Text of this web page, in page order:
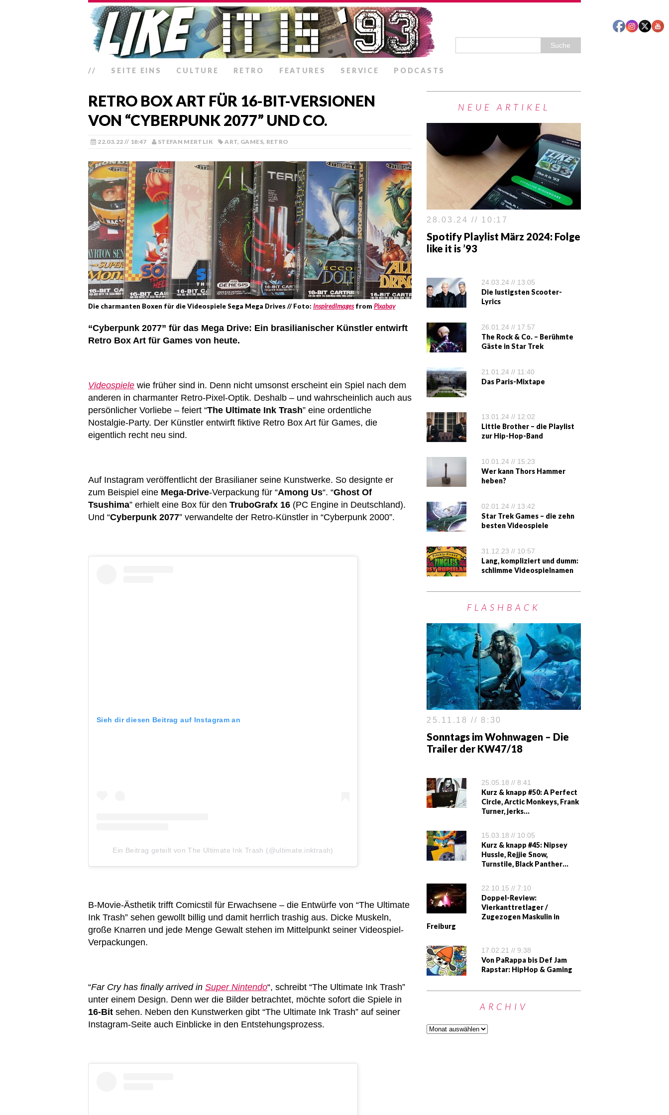
// SEITE EINS CULTURE RETRO FEATURES SERVICE PODCASTS
RETRO BOX ART FÜR 16-BIT-VERSIONEN
VON “CYBERPUNK 2077” UND CO.
22.03.22 // 18:47 STEFAN MERTLIK ART, GAMES, RETRO
Die charmanten Boxen für die Videospiele Sega Mega Drives // Foto: InspiredImagesfrom Pixabay
“Cyberpunk 2077” für das Mega Drive: Ein brasilianischer Künstler entwirft
Retro Box Art für Games von heute.
Videospiele wie früher sind in. Denn nicht umsonst erscheint ein Spiel nach dem
anderen in charmanter Retro-Pixel-Optik. Deshalb – und wahrscheinlich auch aus
persönlicher Vorliebe – feiert “The Ultimate Ink Trash” eine ordentliche
Nostalgie-Party. Der Künstler entwirft fiktive Retro Box Art für Games, die
eigentlich recht neu sind.
Auf Instagram veröffentlicht der Brasilianer seine Kunstwerke. So designte er
zum Beispiel eine Mega-Drive-Verpackung für “Among Us“. “Ghost Of
Tsushima” erhielt eine Box für den TruboGrafx 16 (PC Engine in Deutschland).
Und “Cyberpunk 2077” verwandelte der Retro-Künstler in “Cyberpunk 2000”.
Sieh dir diesen Beitrag auf Instagram an
Ein Beitrag geteilt von The Ultimate Ink Trash (@ultimate.inktrash)
B-Movie-Ästhetik trifft Comicstil für Erwachsene – die Entwürfe von “The Ultimate
Ink Trash” sehen gewollt billig und damit herrlich trashig aus. Dicke Muskeln,
große Knarren und jede Menge Gewalt stehen im Mittelpunkt seiner Videospiel-
Verpackungen.
“Far Cry has finally arrived in Super Nintendo“, schreibt “The Ultimate Ink Trash”
unter einem Design. Denn wer die Bilder betrachtet, möchte sofort die Spiele in
16-Bit sehen. Neben den Kunstwerken gibt “The Ultimate Ink Trash” auf seiner
Instagram-Seite auch Einblicke in den Entstehungsprozess.
NEUE ARTIKEL
28.03.24 // 10:17
Spotify Playlist März 2024: Folge
like it is ’93
24.03.24 // 13:05
Die lustigsten Scooter-
Lyrics
26.01.24 // 17:57
The Rock & Co. – Berühmte
Gäste in Star Trek
21.01.24 // 11:40
Das Paris-Mixtape
13.01.24 // 12:02
Little Brother – die Playlist
zur Hip-Hop-Band
10.01.24 // 15:23
Wer kann Thors Hammer
heben?
02.01.24 // 13:42
Star Trek Games – die zehn
besten Videospiele
31.12.23 // 10:57
Lang, kompliziert und dumm:
schlimme Videospielnamen
FLASHBACK
25.11.18 // 8:30
Sonntags im Wohnwagen – Die
Trailer der KW47/18
25.05.18 // 8:41
Kurz & knapp #50: A Perfect
Circle, Arctic Monkeys, Frank
Turner, jerks…
15.03.18 // 10:05
Kurz & knapp #45: Nipsey
Hussle, Rejjie Snow,
Turnstile, Black Panther…
22.10.15 // 7:10
Doppel-Review:
Vierkanttretlager /
Zugezogen Maskulin in
Freiburg
17.02.21 // 9:38
Von PaRappa bis Def Jam
Rapstar: HipHop & Gaming
ARCHIV